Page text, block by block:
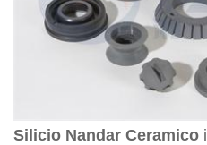
Silicio Nandar Ceramico